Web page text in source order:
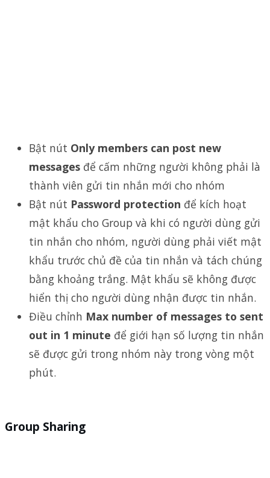
Bật nút Only members can post new
messages để cấm những người không phải là
thành viên gửi tin nhắn mới cho nhóm
Bật nút Password protection để kích hoạt
mật khẩu cho Group và khi có người dùng gửi
tin nhắn cho nhóm, người dùng phải viết mật
khẩu trước chủ đề của tin nhắn và tách chúng
bằng khoảng trắng. Mật khẩu sẽ không được
hiển thị cho người dùng nhận được tin nhắn.
Điều chỉnh Max number of messages to sent
out in 1 minute để giới hạn số lượng tin nhắn
sẽ được gửi trong nhóm này trong vòng một
phút.
Group Sharing